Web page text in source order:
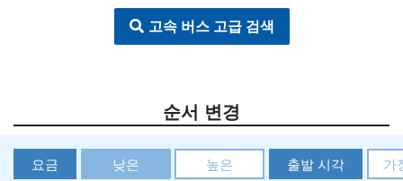
고속 버스 고급 검색
순서 변경
요금 낮은 높은 출발 시각 가